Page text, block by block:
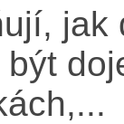
jak
být